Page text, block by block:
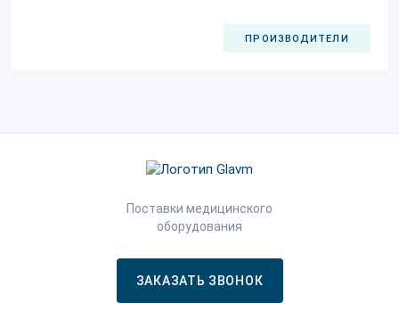
ПРОИЗВОДИТЕЛИ
Поставки медицинского
оборудования
ЗАКАЗАТЬ ЗВОНОК